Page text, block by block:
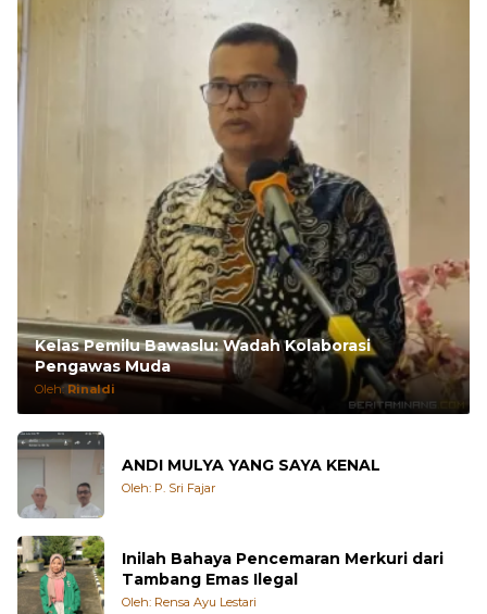
Kelas Pemilu Bawaslu: Wadah Kolaborasi
Pengawas Muda
Oleh: Rinaldi
ANDI MULYA YANG SAYA KENAL
Oleh: P. Sri Fajar
Inilah Bahaya Pencemaran Merkuri dari
Tambang Emas Ilegal
Oleh: Rensa Ayu Lestari